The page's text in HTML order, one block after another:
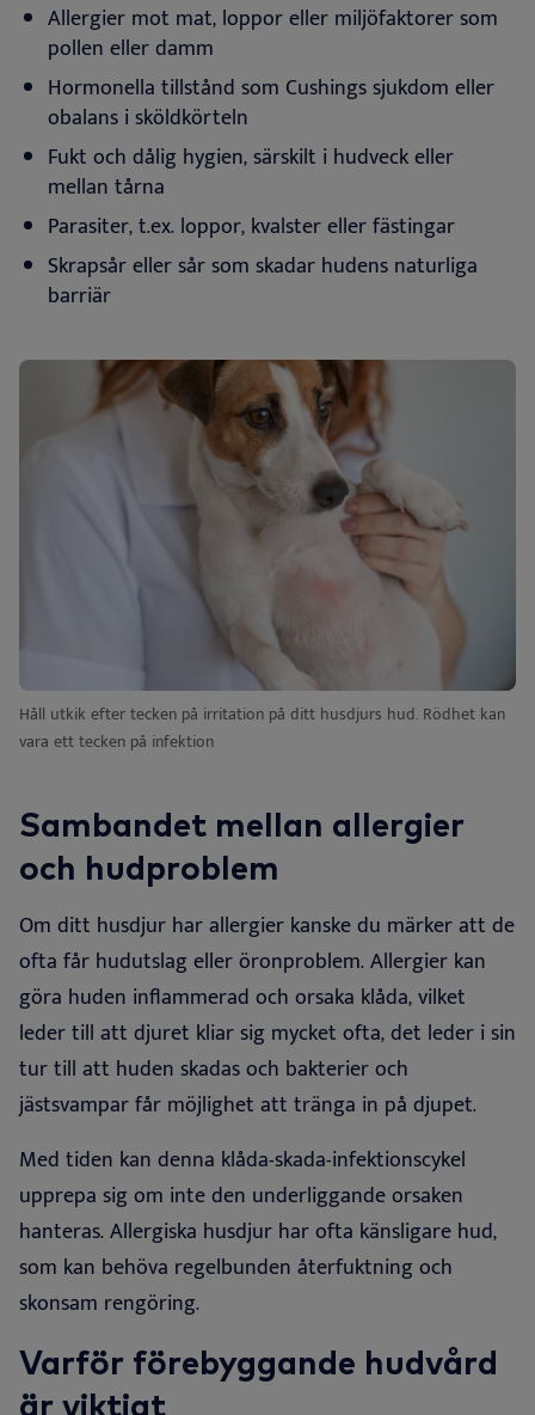
Allergier mot mat, loppor eller miljöfaktorer som
pollen ellerdamm
Hormonella tillstånd som Cushings sjukdom eller
obalans i sköldkörteln
Fukt och dålig hygien, särskilt i hudveck eller
mellan tårna
Parasiter, t.ex. loppor, kvalster ellerfästingar
Skrapsår eller sår som skadar hudens naturliga
barriär
Håll utkik efter tecken på irritation på ditt husdjurs hud. Rödhet kan
vara ett tecken på infektion
Sambandet mellan allergier
och hudproblem
Om ditt husdjur har allergier kanske du märker att de
ofta får hudutslag eller öronproblem. Allergier kan
göra huden inflammerad och orsaka klåda, vilket
leder till att djuret kliar sig mycket ofta,det leder i sin
tur till att huden skadas och bakterier och
jästsvampar får möjlighet att tränga in på djupet.
Med tiden kan denna klåda-skada-infektionscykel
upprepa sig om inte den underliggande orsaken
hanteras. Allergiska husdjur har ofta känsligare hud,
som kan behöva regelbunden återfuktning och
skonsam rengöring.
Varför förebyggande hudvård
är viktigt